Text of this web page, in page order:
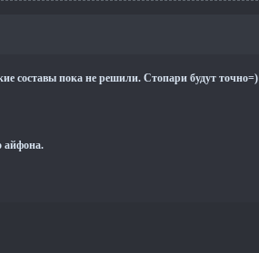
составы пока не решили. Стопари будут точно=)
айфона.